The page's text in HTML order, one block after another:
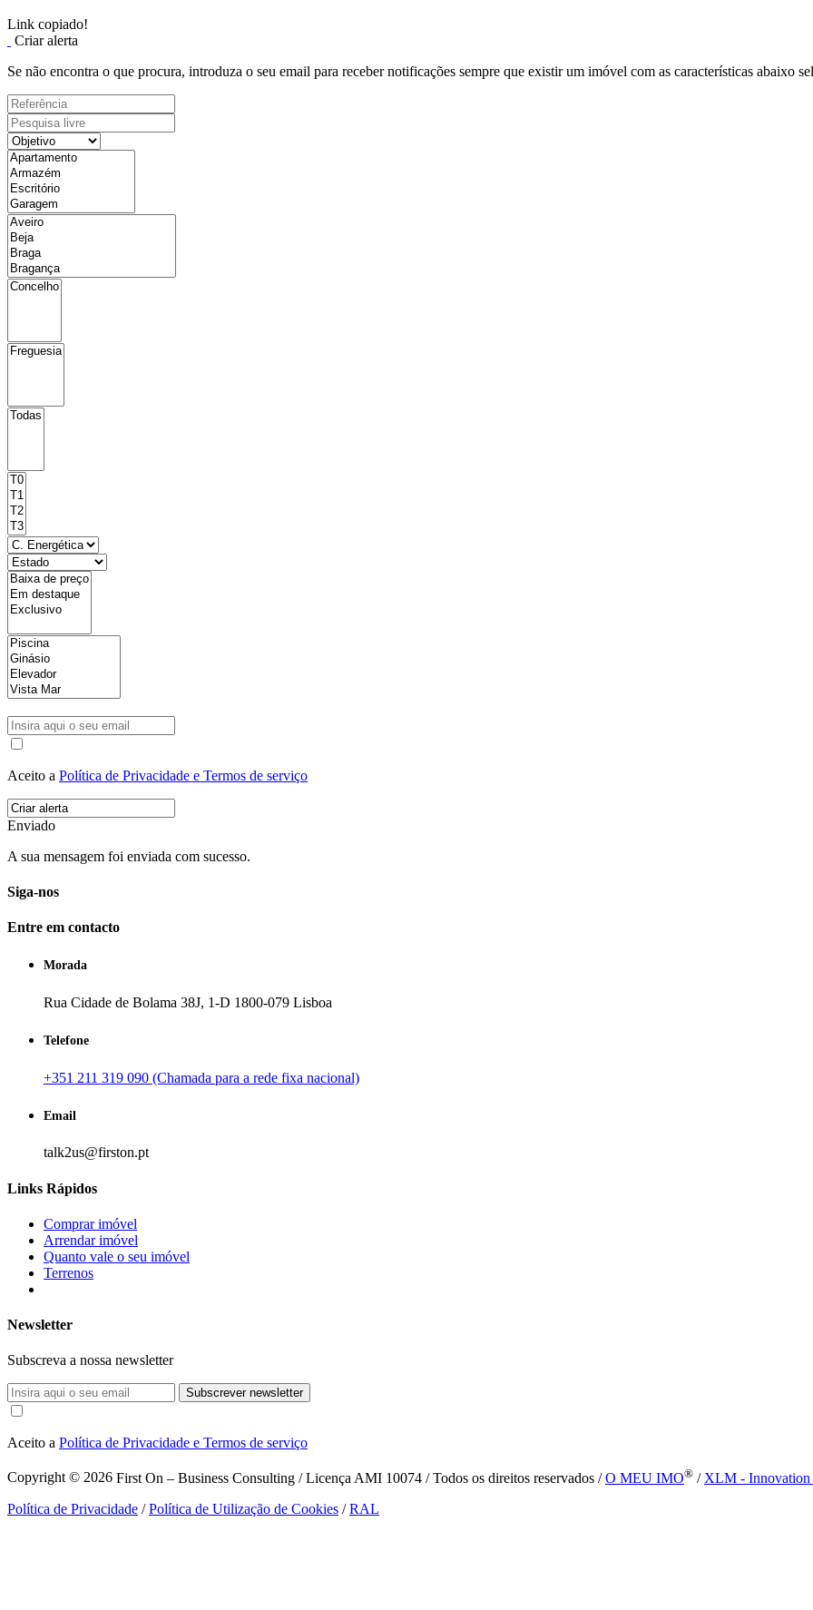
Link copiado!
Criar alerta
Se não encontra o que procura, introduza o seu email para receber notificações sempre que existir um imóvel com as características abaixo
Aceito a Política de Privacidade e Termos de serviço
Enviado
A sua mensagem foi enviada com sucesso.
Siga-nos
Entre em contacto
Morada
Rua Cidade de Bolama 38J, 1-D 1800-079 Lisboa
Telefone
+351 211 319 090 (Chamada para a rede fixa nacional)
Email
talk2us@firston.pt
Links Rápidos
Comprar imóvel
Arrendar imóvel
Quanto vale o seu imóvel
Terrenos
Newsletter
Subscreva a nossa newsletter
Subscrever newsletter
Aceito a Política de Privacidade e Termos de serviço
Copyright © 2026 First On – Business Consulting / Licença AMI 10074 / Todos os direitos reservados /O MEU IMO® / XLM -
Política de Privacidade /Política de Utilização de Cookies /RAL